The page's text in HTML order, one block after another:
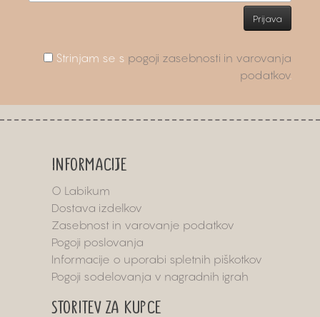
Strinjam se s pogoji zasebnosti in varovanja
podatkov.
INFORMACIJE
O Labikum
Dostava izdelkov
Zasebnost in varovanje podatkov
Pogoji poslovanja
Informacije o uporabi spletnih piškotkov
Pogoji sodelovanja v nagradnih igrah
STORITEV ZA KUPCE